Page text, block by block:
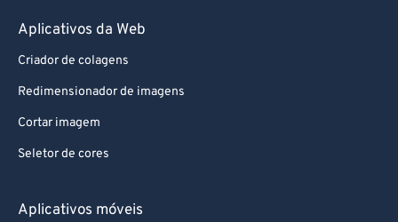
Aplicativos da Web
Criador de colagens
Redimensionador de imagens
Cortar imagem
Seletor de cores
Aplicativos móveis